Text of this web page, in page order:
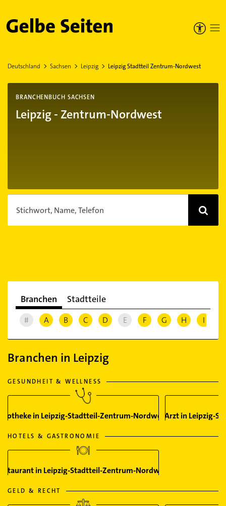
Gelbe Seiten
Deutschland Sachsen Leipzig Leipzig Stadtteil Zentrum-Nordwest
BRANCHENBUCH SACHSEN
Leipzig - Zentrum-Nordwest
Stichwort, Name, Telefon
Branchen Stadtteile
# A B C D E F G H I
Branchen in Leipzig
GESUNDHEIT & WELLNESS
in Leipzig-Stadtteil-Zentrum-NordwestArzt in Leipzig-
HOTELS & GASTRONOMIE
in Leipzig-Stadtteil-Zentrum-Nordwest
GELD & RECHT